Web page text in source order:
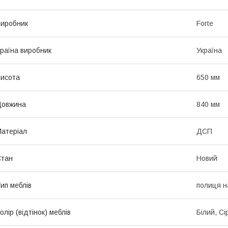
Forte
виробник Україна
650 мм
840 мм
ДСП
Новий
меблів полиця
(відтінок) меблів Білий,